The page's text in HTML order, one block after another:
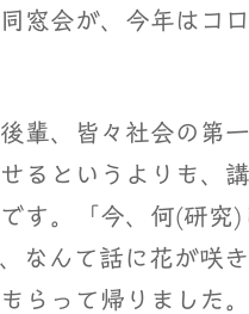
窓会が、今年はコ
輩、皆々社会の第
るというよりも、
す。「今、何(研
なんて話に花が咲
らって帰りました